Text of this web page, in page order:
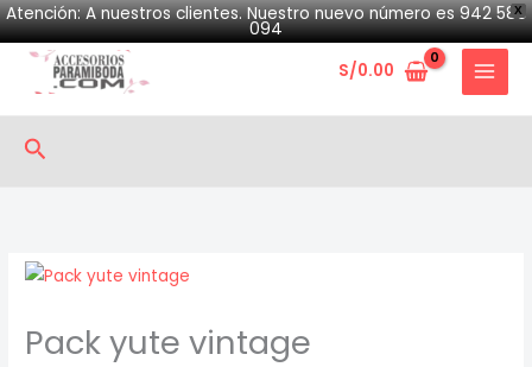
X
Atención: A nuestros clientes. Nuestro nuevo número es 942 580
094
Skip
to
content
S/0.00
Search
Pack yute vintage
Pack
vintage